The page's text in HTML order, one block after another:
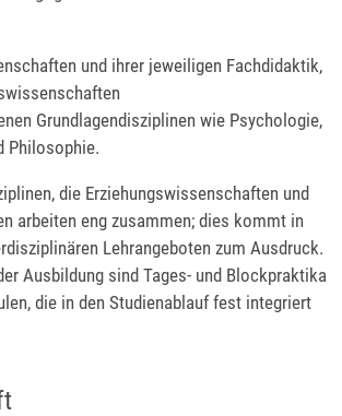
und ihrer jeweiligen Fachdidaktik,
Grundlagendisziplinen wie Psychologie,
Philosophie.
die Erziehungswissenschaften und
arbeiten eng zusammen; dies kommt in
Lehrangeboten zum Ausdruck.
Ausbildung sind Tages- und Blockpraktika
die in den Studienablauf fest integriert